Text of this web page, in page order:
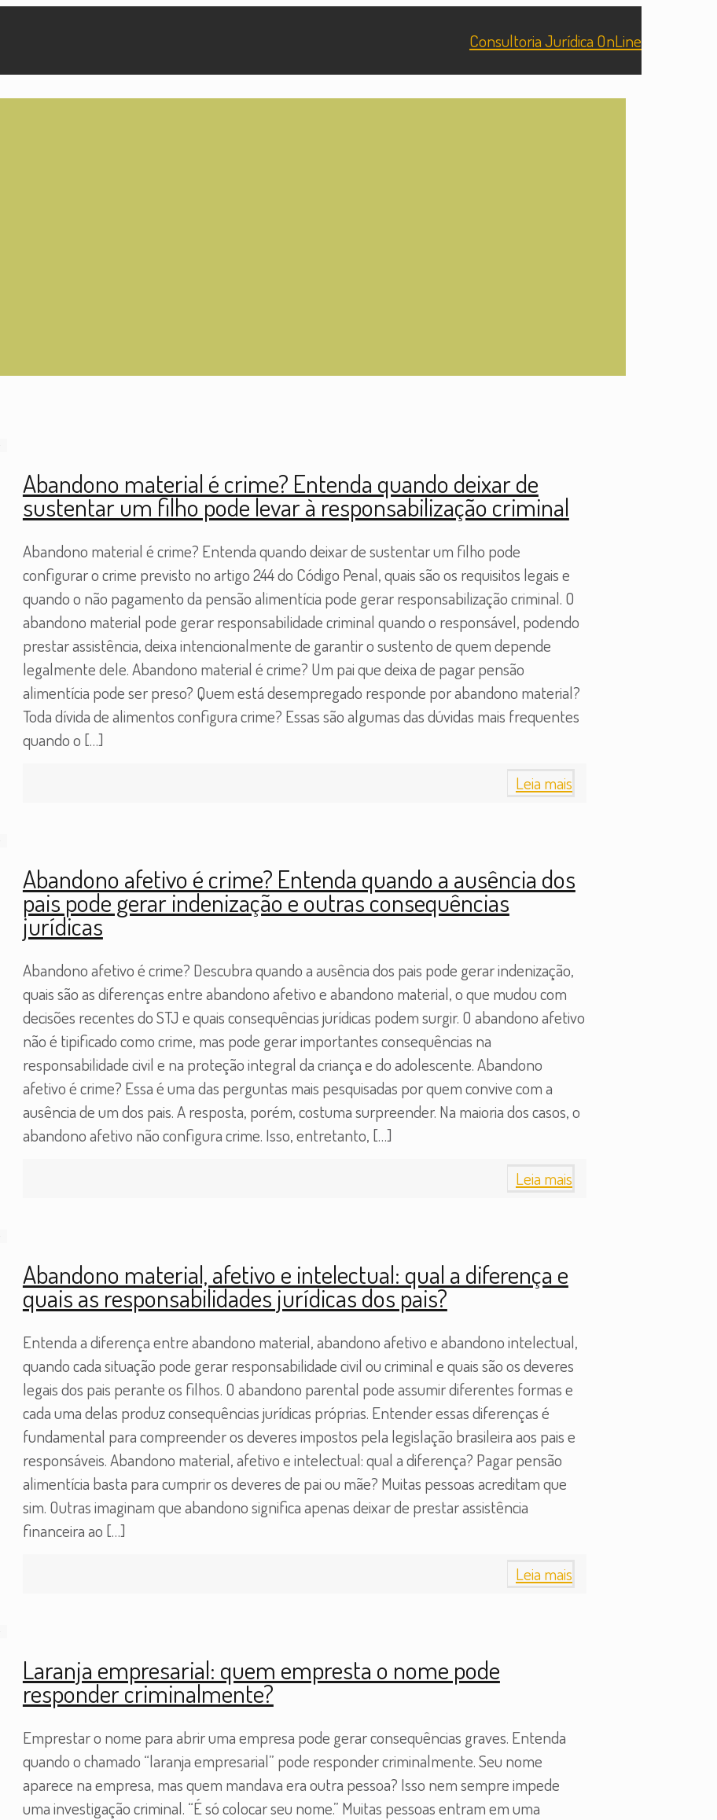
Consultoria Jurídica OnLine
Abandono material é crime? Entenda quando deixar de
sustentar um filho pode levar à responsabilização criminal
Abandono material é crime? Entenda quando deixar de sustentar um filho pode
configurar o crime previsto no artigo 244 do Código Penal, quais são os requisitos legais e
quando o não pagamento da pensão alimentícia pode gerar responsabilização criminal. O
abandono material pode gerar responsabilidade criminal quando o responsável, podendo
prestar assistência, deixa intencionalmente de garantir o sustento de quem depende
legalmente dele. Abandono material é crime? Um pai que deixa de pagar pensão
alimentícia pode ser preso? Quem está desempregado responde por abandono material?
Toda dívida de alimentos configura crime? Essas são algumas das dúvidas mais frequentes
quando o […]
Leia mais
Abandono afetivo é crime? Entenda quando a ausência dos
pais pode gerar indenização e outras consequências
jurídicas
Abandono afetivo é crime? Descubra quando a ausência dos pais pode gerar indenização,
quais são as diferenças entre abandono afetivo e abandono material, o que mudou com
decisões recentes do STJ e quais consequências jurídicas podem surgir. O abandono afetivo
não é tipificado como crime, mas pode gerar importantes consequências na
responsabilidade civil e na proteção integral da criança e do adolescente. Abandono
afetivo é crime? Essa é uma das perguntas mais pesquisadas por quem convive com a
ausência de um dos pais. A resposta, porém, costuma surpreender. Na maioria dos casos, o
abandono afetivo não configura crime. Isso, entretanto, […]
Leia mais
Abandono material, afetivo e intelectual: qual a diferença e
quais as responsabilidades jurídicas dos pais?
Entenda a diferença entre abandono material, abandono afetivo e abandono intelectual,
quando cada situação pode gerar responsabilidade civil ou criminal e quais são os deveres
legais dos pais perante os filhos. O abandono parental pode assumir diferentes formas e
cada uma delas produz consequências jurídicas próprias. Entender essas diferenças é
fundamental para compreender os deveres impostos pela legislação brasileira aos pais e
responsáveis. Abandono material, afetivo e intelectual: qual a diferença? Pagar pensão
alimentícia basta para cumprir os deveres de pai ou mãe? Muitas pessoas acreditam que
sim. Outras imaginam que abandono significa apenas deixar de prestar assistência
financeira ao […]
Leia mais
Laranja empresarial: quem empresta o nome pode
responder criminalmente?
Emprestar o nome para abrir uma empresa pode gerar consequências graves. Entenda
quando o chamado “laranja empresarial” pode responder criminalmente. Seu nome
aparece na empresa, mas quem mandava era outra pessoa? Isso nem sempre impede
uma investigação criminal. “É só colocar seu nome.” Muitas pessoas entram em uma